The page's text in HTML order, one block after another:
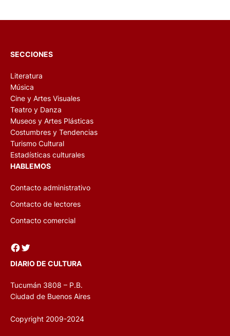
SECCIONES
Literatura
Música
Cine y Artes Visuales
Teatro y Danza
Museos y Artes Plásticas
Costumbres y Tendencias
Turismo Cultural
Estadísticas culturales
HABLEMOS
Contacto administrativo
Contacto de lectores
Contacto comercial
Facebook Twitter
DIARIO DE CULTURA
Tucumán 3808 – P.B.
Ciudad de Buenos Aires
Copyright 2009-2024